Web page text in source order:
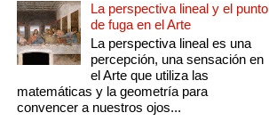
La perspectiva lineal y el punto
de fuga en el Arte
La perspectiva lineal es una
percepción, una sensación en
el Arte que utiliza las
matemáticas y la geometría para
convencer a nuestros ojos...